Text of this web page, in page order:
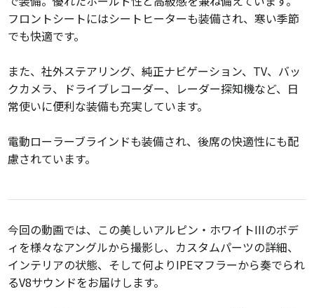
フロントシートにはシートヒーターも装備され、寒い季節
でも快適です。
また、社外ステアリング、純正ナビゲーション、TV、バッ
クカメラ、ドライブレコーダー、レーダー探知機など、日
常使いに便利な装備も充実しています。
電動ローラーブラインドも装備され、後席の快適性にも配
慮されています。
今回の動画では、この美しいアルピン・ホワイトIIIのボデ
ィを様々なアングルから撮影し、カスタムパーツの詳細、
インテリアの状態、そして何よりIPEマフラーから奏でられ
るV8サウンドをお届けします。